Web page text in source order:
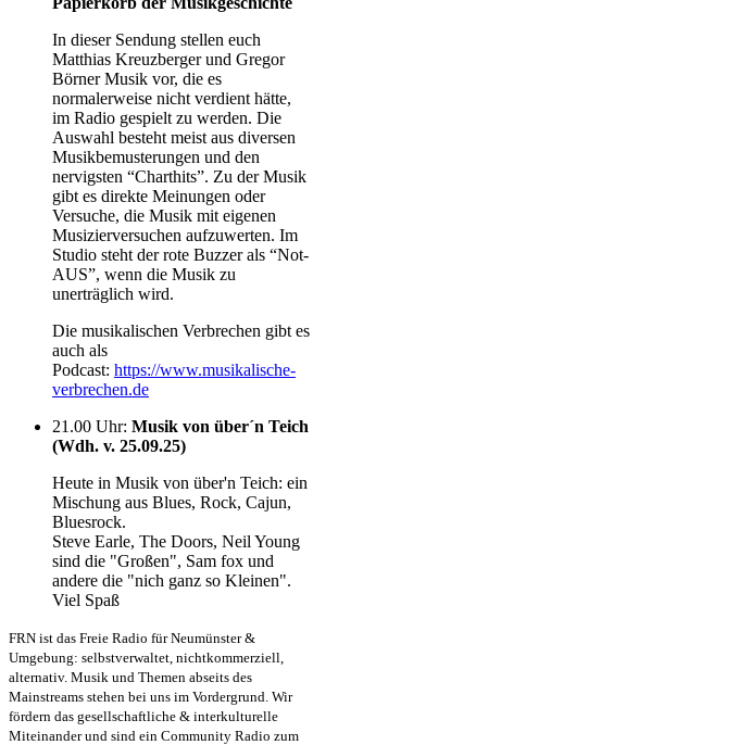
In dieser Sendung stellen euch
Matthias Kreuzberger und Gregor
Börner Musik vor, die es
normalerweise nicht verdient hätte,
im Radio gespielt zu werden. Die
Auswahl besteht meist aus diversen
Musikbemusterungen und den
nervigsten “Charthits”. Zu der Musik
gibt es direkte Meinungen oder
Versuche, die Musik mit eigenen
Musizierversuchen aufzuwerten. Im
Studio steht der rote Buzzer als “Not-
AUS”, wenn die Musik zu
unerträglich wird.
Die musikalischen Verbrechen gibt es
auch als
Podcast: https://www.musikalische-
verbrechen.de
21.00 Uhr: Musik von über´n Teich
(Wdh. v. 25.09.25)
Heute in Musik von über'n Teich: ein
Mischung aus Blues, Rock, Cajun,
Bluesrock.
Steve Earle, The Doors, Neil Young
sind die "Großen", Sam fox und
andere die "nich ganz so Kleinen".
Viel Spaß
FRN ist das Freie Radio für Neumünster &
Umgebung: selbstverwaltet, nichtkommerziell,
alternativ. Musik und Themen abseits des
Mainstreams stehen bei uns im Vordergrund. Wir
fördern das gesellschaftliche & interkulturelle
Miteinander und sind ein Community Radio zum